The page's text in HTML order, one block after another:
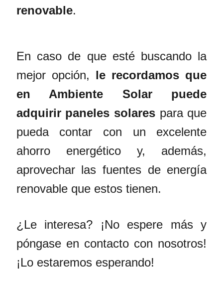
renovable.
En caso de que esté buscando la
mejor opción, le recordamos que
en Ambiente Solar puede
adquirir paneles solares para que
pueda contar con un excelente
ahorro energético y, además,
aprovechar las fuentes de energía
renovable que estos tienen.
¿Le interesa? ¡No espere más y
póngase en contacto con nosotros!
¡Lo estaremos esperando!